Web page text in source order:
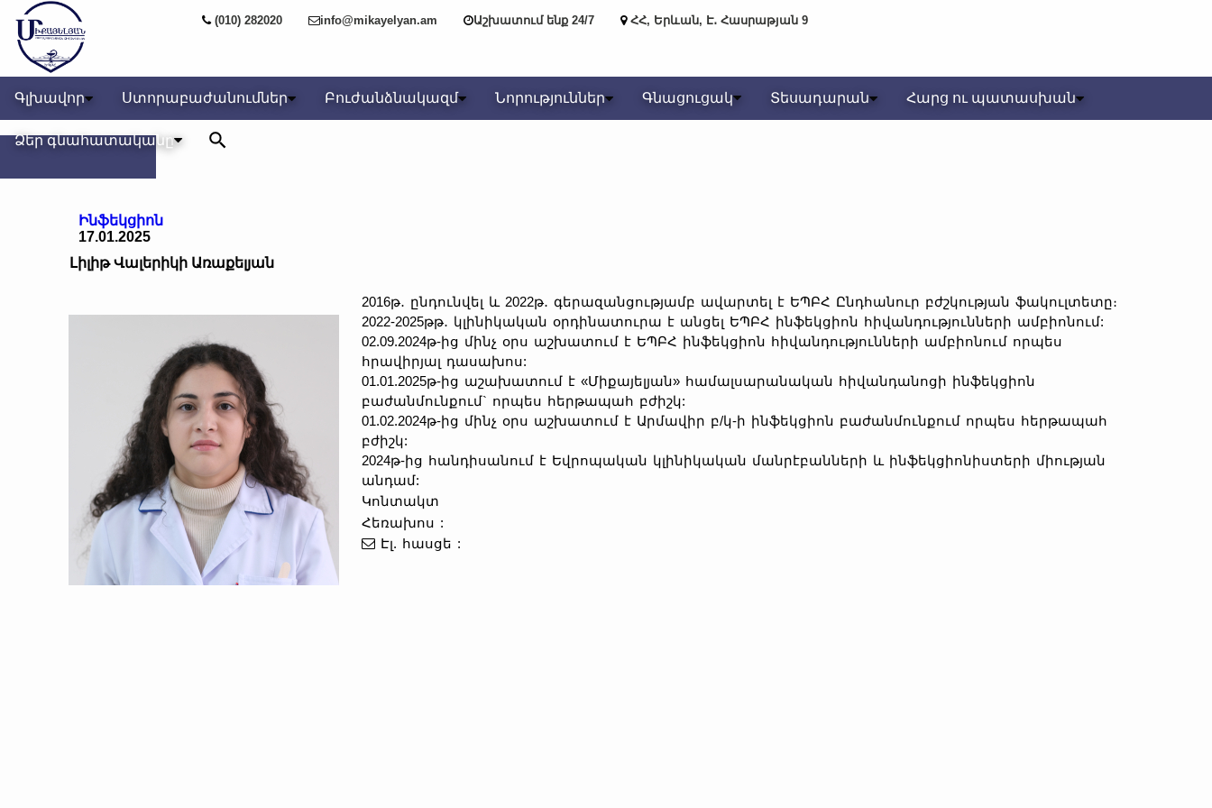
(010) 282020 info@mikayelyan.am Աշխատում ենք 24/7 ՀՀ, Երևան, Է․ Հասրաթյան 9
Գլխավոր Ստորաբաժանումներ Բուժանձնակազմ Նորություններ Գնացուցակ Տեսադարան Հարց ու պատասխան
Ձեր գնահատականը
Ինֆեկցիոն
17.01.2025
Լիլիթ Վալերիկի Առաքելյան
2016թ․ ընդունվել և 2022թ․ գերազանցությամբ ավարտել է ԵՊԲՀ Ընդհանուր բժշկության ֆակուլտետը։
2022-2025թթ․ կլինիկական օրդինատուրա է անցել ԵՊԲՀ ինֆեկցիոն հիվանդությունների ամբիոնում:
02.09.2024թ-ից մինչ օրս աշխատում է ԵՊԲՀ ինֆեկցիոն հիվանդությունների ամբիոնում որպես
հրավիրյալ դասախոս:
01.01.2025թ-ից աշախատում է «Միքայելյան» համալսարանական հիվանդանոցի ինֆեկցիոն
բաժանմունքում` որպես հերթապահ բժիշկ:
01.02.2024թ-ից մինչ օրս աշխատում է Արմավիր բ/կ-ի ինֆեկցիոն բաժանմունքում որպես հերթապահ
բժիշկ:
2024թ-ից հանդիսանում է Եվրոպական կլինիկական մանրէբանների և ինֆեկցիոնիստերի միության
անդամ:
Կոնտակտ
Հեռախոս :
Էլ. հասցե :